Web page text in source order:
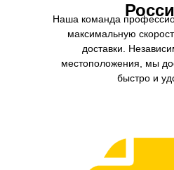
Наша команда
максимальную
доставки.
местоположения, мы
быстро и